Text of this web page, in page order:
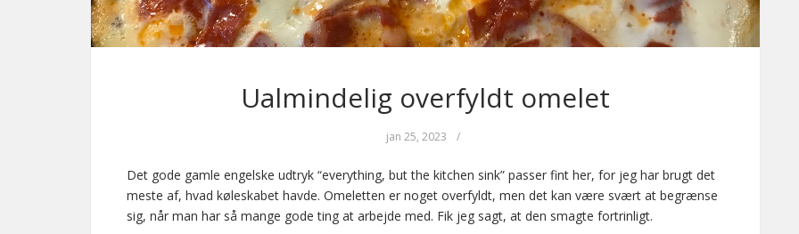
Ualmindelig overfyldt omelet
jan 25, 2023 /
Det gode gamle engelske udtryk “everything, but the kitchen sink” passer fint her, for jeg har brugt det
meste af, hvad køleskabet havde. Omeletten er noget overfyldt, men det kan være svært at begrænse
sig, når man har så mange gode ting at arbejde med. Fik jeg sagt, at den smagte fortrinligt.